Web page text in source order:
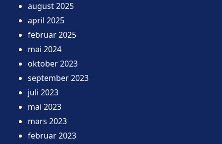
august 2025
april 2025
februar 2025
mai 2024
oktober 2023
september 2023
juli 2023
mai 2023
mars 2023
februar 2023